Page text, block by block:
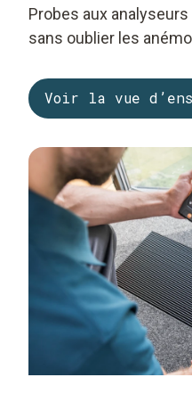
Probes aux
sans oublier les
Voir la vue